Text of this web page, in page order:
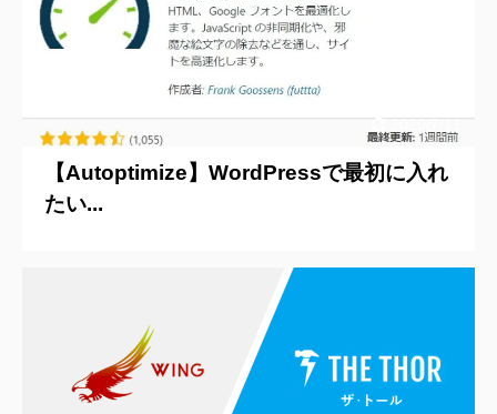
2020/7/11
【Autoptimize】WordPressで最初に入れ
たい...